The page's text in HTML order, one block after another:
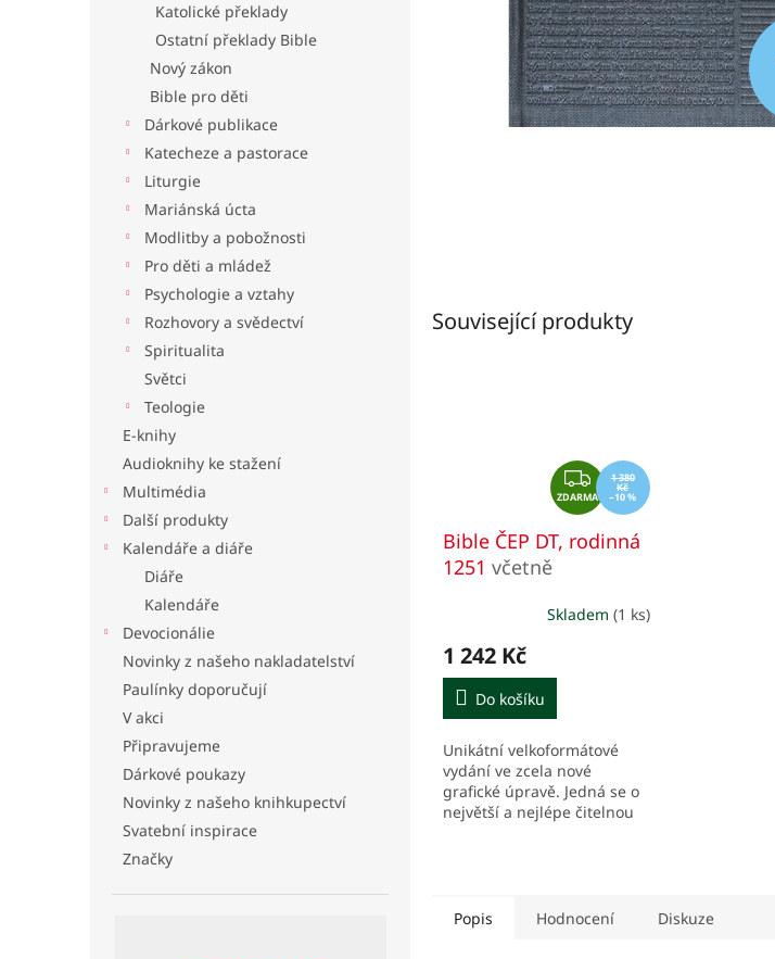
Katolické překlady
Ostatní překlady Bible
Nový zákon
Bible pro děti
Dárkové publikace
Katecheze a pastorace
Liturgie
Mariánská úcta
Modlitby a pobožnosti
Pro děti a mládež
Psychologie a vztahy
Rozhovory a svědectví
Spiritualita
Světci
Teologie
E-knihy
Audioknihy ke stažení
Multimédia
Další produkty
Kalendáře a diáře
Diáře
Kalendáře
Devocionálie
Novinky z našeho nakladatelství
Paulínky doporučují
V akci
Připravujeme
Dárkové poukazy
Novinky z našeho knihkupectví
Svatební inspirace
Značky
Související produkty
Z
D
A
R
A
ZDARMA
1 380
Kč
–10 %
Bible ČEP DT, rodinná
1251 včetně
Skladem (1 ks)
1 242 Kč
Do košíku
Unikátní velkoformátové
vydání ve zcela nové
grafické úpravě. Jedná se o
největší a nejlépe čitelnou
Popis
Hodnocení Diskuze